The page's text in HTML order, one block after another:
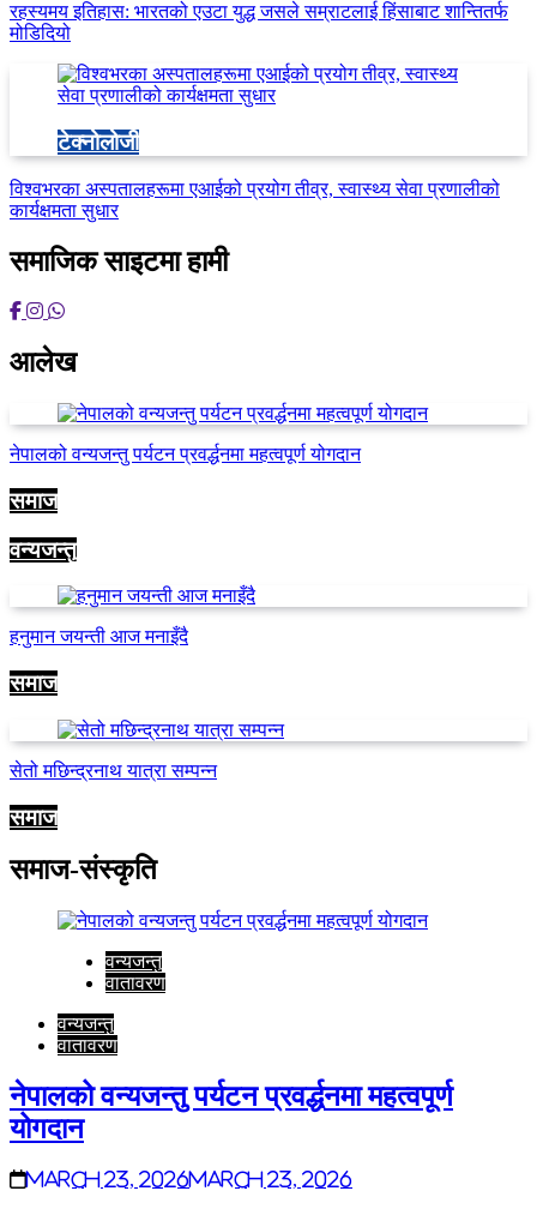
रहस्यमय इतिहास: भारतको एउटा युद्ध जसले सम्राटलाई हिंसाबाट शान्तितर्फ
मोडिदियो
टेक्नोलोजी
विश्वभरका अस्पतालहरूमा एआईको प्रयोग तीव्र, स्वास्थ्य सेवा प्रणालीको
कार्यक्षमता सुधार
समाजिक साइटमा हामी
आलेख
नेपालको वन्यजन्तु पर्यटन प्रवर्द्धनमा महत्वपूर्ण योगदान
समाज
वन्यजन्तु
हनुमान जयन्ती आज मनाइँदै
समाज
सेतो मछिन्द्रनाथ यात्रा सम्पन्न
समाज
समाज-संस्कृति
वन्यजन्तु
वातावरण
वन्यजन्तु
वातावरण
नेपालको वन्यजन्तु पर्यटन प्रवर्द्धनमा महत्वपूर्ण
योगदान
March 23, 2026March 23, 2026